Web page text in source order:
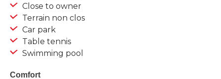
Close to owner
Terrain non clos
Car park
Table tennis
Swimming pool
Comfort